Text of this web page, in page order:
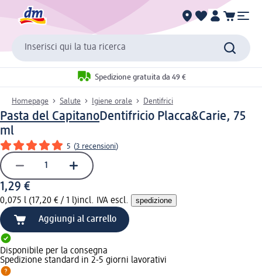
Inserisci qui la tua ricerca
Spedizione gratuita da 49 €
Homepage Salute Igiene orale Dentifrici
Pasta del CapitanoDentifricio Placca&Carie, 75
ml
5 (3 recensioni)
1,29 €
0,075 l (17,20 € / 1 l)incl. IVA escl. spedizione
Aggiungi al carrello
Disponibile per la consegna
Spedizione standard in 2-5 giorni lavorativi